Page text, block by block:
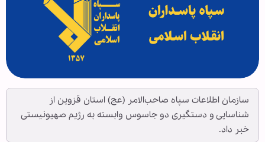
سازمان اطلاعات سپاه صاحب‌الامر (عج) استان قزوین از
شناسایی و دستگیری دو جاسوس وابسته به رژیم صهیونیستی
خبر داد.